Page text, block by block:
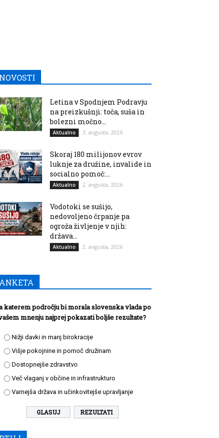
Letina v Spodnjem Podravju
na preizkušnji: toča, suša in
bolezni močno...
Aktualno 3. avgusta, 2026
Skoraj 180 milijonov evrov
luknje za družine, invalide in
socialno pomoč:...
Aktualno 2. avgusta, 2026
Vodotoki se sušijo,
nedovoljeno črpanje pa
ogroža življenje v njih:
država...
Aktualno 2. avgusta, 2026
katerem področju bi morala slovenska vlada po
mnenju najprej pokazati boljše rezultate?
Nižji davki in manj birokracije
Višje pokojnine in pomoč družinam
Dostopnejše zdravstvo
Več vlaganj v občine in infrastrukturo
Varnejša država in učinkovitejše upravljanje
REZULTATI